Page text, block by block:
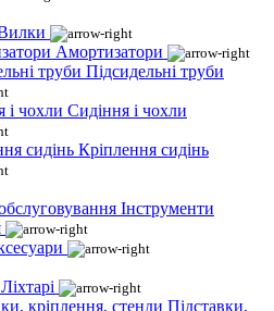
Амортизатори
Підсидельні труби
Сидіння і чохли
Кріплення сидінь
Інструменти
Ліхтарі
Підставки,